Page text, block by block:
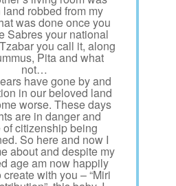
land robbed from my
was done once you
Sabres your national
you call it, along
Pita and what
not…
have gone by and
in our beloved land
worse. These days
are in danger and
of citizenship being
So here and now I
about and despite my
age am now happily
with you – “Miri